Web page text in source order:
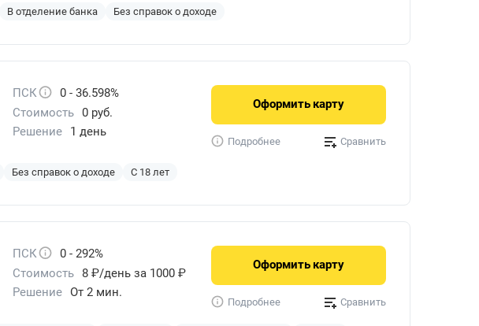
В отделение банка Без справок о доходе
ПСК
0 - 36.598%
Стоимость 0 руб.
Решение 1 день
Без справок о доходе С 18 лет
Оформить карту
Подробнее Сравнить
ПСК
0 - 292%
Стоимость
8 ₽/день за 1000 ₽
Решение От 2 мин.
Оформить карту
Подробнее Сравнить